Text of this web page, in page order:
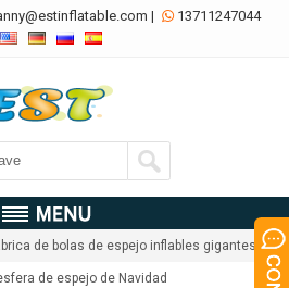
|  13711247044
de bolas de espejo inflables gigantes
de espejo de Navidad